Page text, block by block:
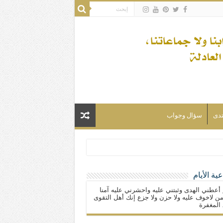
سؤال وجواب
فكلّ المسلمين شيعة.الأيام
أعطني الهدى وثبتني عليه واحشرني عليه آمنا
لاخوف عليه ولا حزن ولا جزع إنك أهل التقوى
المغفرة